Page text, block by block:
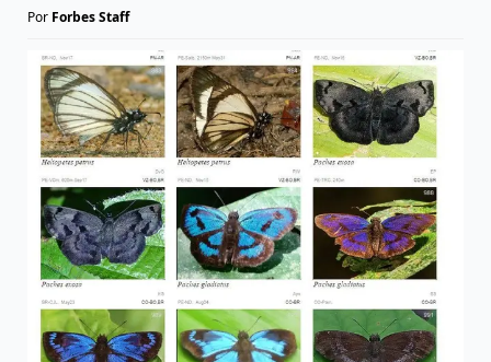
Por Forbes Staff